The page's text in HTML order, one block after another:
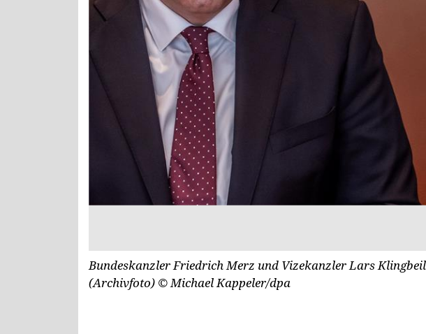
Bundeskanzler Friedrich Merz und Vizekanzler Lars
(Archivfoto) © Michael Kappeler/dpa